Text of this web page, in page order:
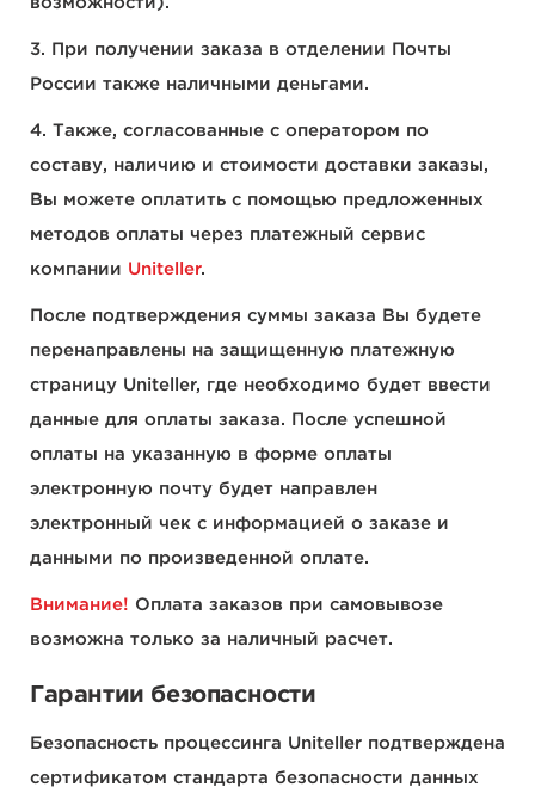
3. При получении заказа в отделении Почты
России также наличными деньгами.
4. Также, согласованные с оператором по
составу, наличию и стоимости доставки заказы,
Вы можете оплатить с помощью предложенных
методов оплаты через платежный сервис
компании Uniteller.
После подтверждения суммы заказа Вы будете
перенаправлены на защищенную платежную
страницу Uniteller, где необходимо будет ввести
данные для оплаты заказа. После успешной
оплаты на указанную в форме оплаты
электронную почту будет направлен
электронный чек с информацией о заказе и
данными по произведенной оплате.
Внимание! Оплата заказов при самовывозе
возможна только за наличный расчет.
Гарантии безопасности
Безопасность процессинга Uniteller подтверждена
сертификатом стандарта безопасности данных